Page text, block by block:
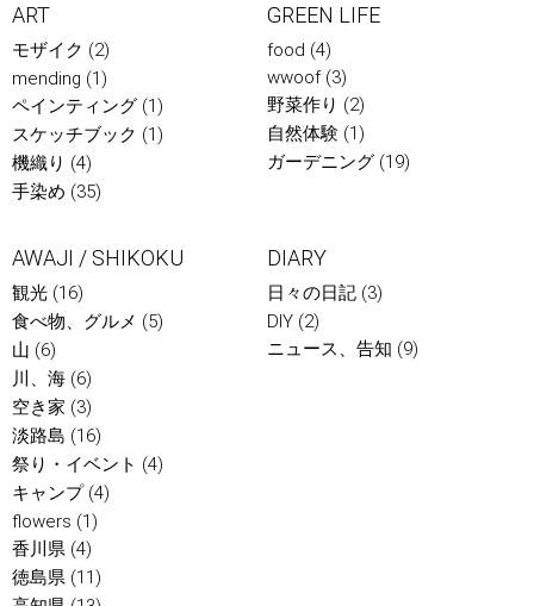
ART
モザイク (2)
mending (1)
ペインティング (1)
スケッチブック (1)
機織り (4)
手染め (35)
GREEN LIFE
food (4)
wwoof(3)
野菜作り (2)
自然体験 (1)
ガーデニング (19)
AWAJI / SHIKOKU
観光 (16)
食べ物、グルメ (5)
山 (6)
川、海 (6)
空き家 (3)
淡路島 (16)
祭り・イベント (4)
キャンプ(4)
flowers (1)
香川県 (4)
徳島県 (11)
DIARY
日々の日記 (3)
DIY (2)
ニュース、告知 (9)